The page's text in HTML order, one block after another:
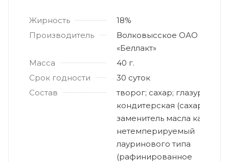
Жирность
18%
Производитель
Волковысское ОАО
«Беллакт»
Масса
40 г.
Срок годности
30 суток
Состав
творог; сахар; глазурь
кондитерская (сахар,
заменитель масла какао
нетемперируемый
лауринового типа
(рафинированное